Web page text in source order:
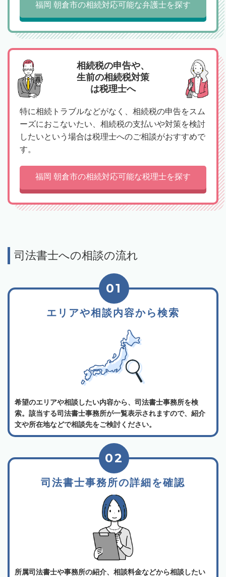
福岡 朝倉市の相続対応可能な弁護士を探す
相続税の申告や、
生前の相続税対策
は税理士へ
特に相続トラブルなどがなく、相続税の申告をスム
ーズにおこないたい、相続税の支払いや対策を検討
したいという場合は税理士へのご相談がおすすめで
す。
福岡 朝倉市の相続対応可能な税理士を探す
司法書士への相談の流れ
エリアや相談内容から検索
01
希望のエリアや相談したい内容から、司法書士事務所を検
索。該当する司法書士事務所が一覧表示されますので、紹介
文や所在地などで相談先をご検討ください。
司法書士事務所の詳細を確認
02
所属司法書士や事務所の紹介、相談料金などから相談したい